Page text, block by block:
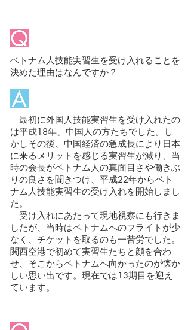
ベトナム人技能実習生を受け入れることを
決めた理由はなんですか？
最初に外国人技能実習生を受け入れたの
は平成18年、中国人の方たちでした。し
かしその後、中国経済の急成長により日本
に来るメリットを感じる実習生が減り、当
時の会長がベトナム人の真面目さや働きぶ
りの良さを聞きつけ、平成22年からベト
ナム人技能実習生の受け入れを開始しまし
た。
受け入れにあたって現地視察にも行きま
したが、当時はベトナムへのフライトが少
なく、チケットを取るのも一苦労でした。
関西空港で初めて実習生たちと顔を合わ
せ、そこからベトナムへ向かったのが懐か
しい思い出です。現在では13期目を迎え
ています。